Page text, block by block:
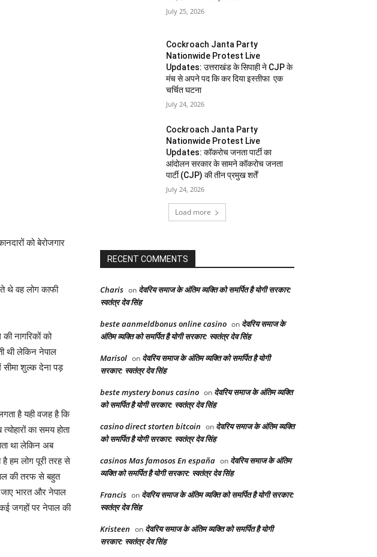
को बेरोजगार
थे वह लोग काफी
नागरिकों को
थी लेकिन नेपाल
शुल्क देना पड़
है यही वजह है कि
का समय होता
था लेकिन अब
हम लोग पूरी तरह से
की तरफ से बहुत
भारत और नेपाल
जगहों पर नेपाल की
July 25, 2026
Cockroach Janta Party
Nationwide Protest Live
Updates: उत्तराखंड के सिपाही ने CJP के
मंच से अपने पद कि कर दिया इस्तीफा एक
चर्चित घटना
July 24, 2026
Cockroach Janta Party
Nationwide Protest Live
Updates: कॉकरोच जनता पार्टी का
आंदोलन सरकार के सामने कॉकरोच जनता
पार्टी (CJP) की तीन प्रमुख शर्तें
July 24, 2026
Load more
RECENT COMMENTS
Charis on देवरिय समाज के अंतिम व्यक्ति को समर्पित है योगी सरकार:
स्वतंत्र देव सिंह
beste aanmeldbonus online casino on देवरिय समाज के
अंतिम व्यक्ति को समर्पित है योगी सरकार: स्वतंत्र देव सिंह
Marisol on देवरिय समाज के अंतिम व्यक्ति को समर्पित है योगी
सरकार: स्वतंत्र देव सिंह
beste mystery bonus casino on देवरिय समाज के अंतिम व्यक्ति
को समर्पित है योगी सरकार: स्वतंत्र देव सिंह
casino direct storten bitcoin on देवरिय समाज के अंतिम व्यक्ति
को समर्पित है योगी सरकार: स्वतंत्र देव सिंह
casinos Mas famosos En españa on देवरिय समाज के अंतिम
व्यक्ति को समर्पित है योगी सरकार: स्वतंत्र देव सिंह
Francis on देवरिय समाज के अंतिम व्यक्ति को समर्पित है योगी सरकार:
स्वतंत्र देव सिंह
Kristeen on देवरिय समाज के अंतिम व्यक्ति को समर्पित है योगी
सरकार: स्वतंत्र देव सिंह